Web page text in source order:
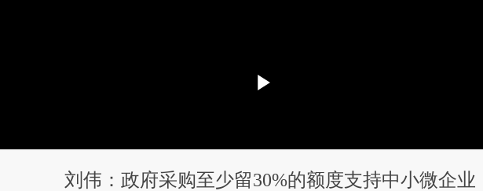
刘伟：政府采购至少留30%的额度支持中小微企业